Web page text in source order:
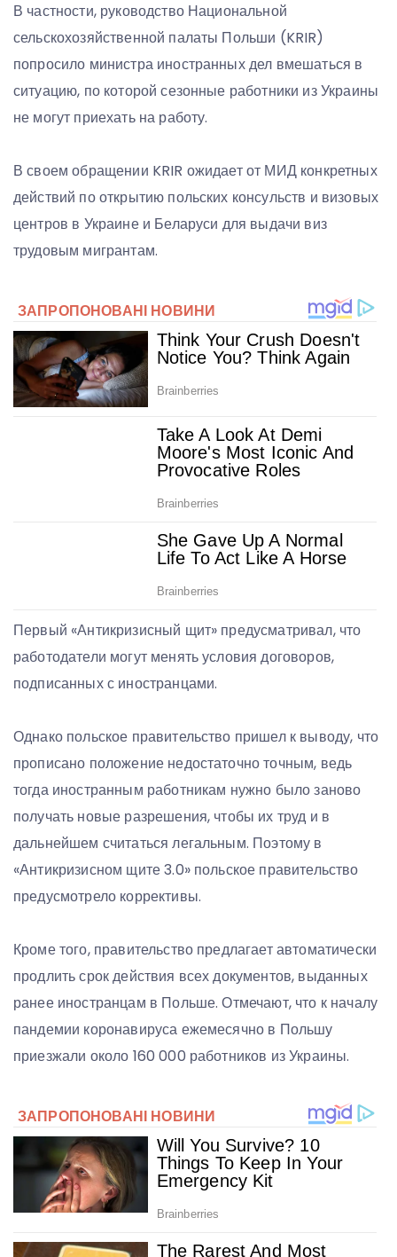
В частности, руководство Национальной
сельскохозяйственной палаты Польши (KRIR)
попросило министра иностранных дел вмешаться в
ситуацию, по которой сезонные работники из Украины
не могут приехать на работу.
В своем обращении KRIR ожидает от МИД конкретных
действий по открытию польских консульств и визовых
центров в Украине и Беларуси для выдачи виз
трудовым мигрантам.
Первый «Антикризисный щит» предусматривал, что
работодатели могут менять условия договоров,
подписанных с иностранцами.
Однако польское правительство пришел к выводу, что
прописано положение недостаточно точным, ведь
тогда иностранным работникам нужно было заново
получать новые разрешения, чтобы их труд и в
дальнейшем считаться легальным. Поэтому в
«Антикризисном щите 3.0» польское правительство
предусмотрело коррективы.
Кроме того, правительство предлагает автоматически
продлить срок действия всех документов, выданных
ранее иностранцам в Польше. Отмечают, что к началу
пандемии коронавируса ежемесячно в Польшу
приезжали около 160 000 работников из Украины.